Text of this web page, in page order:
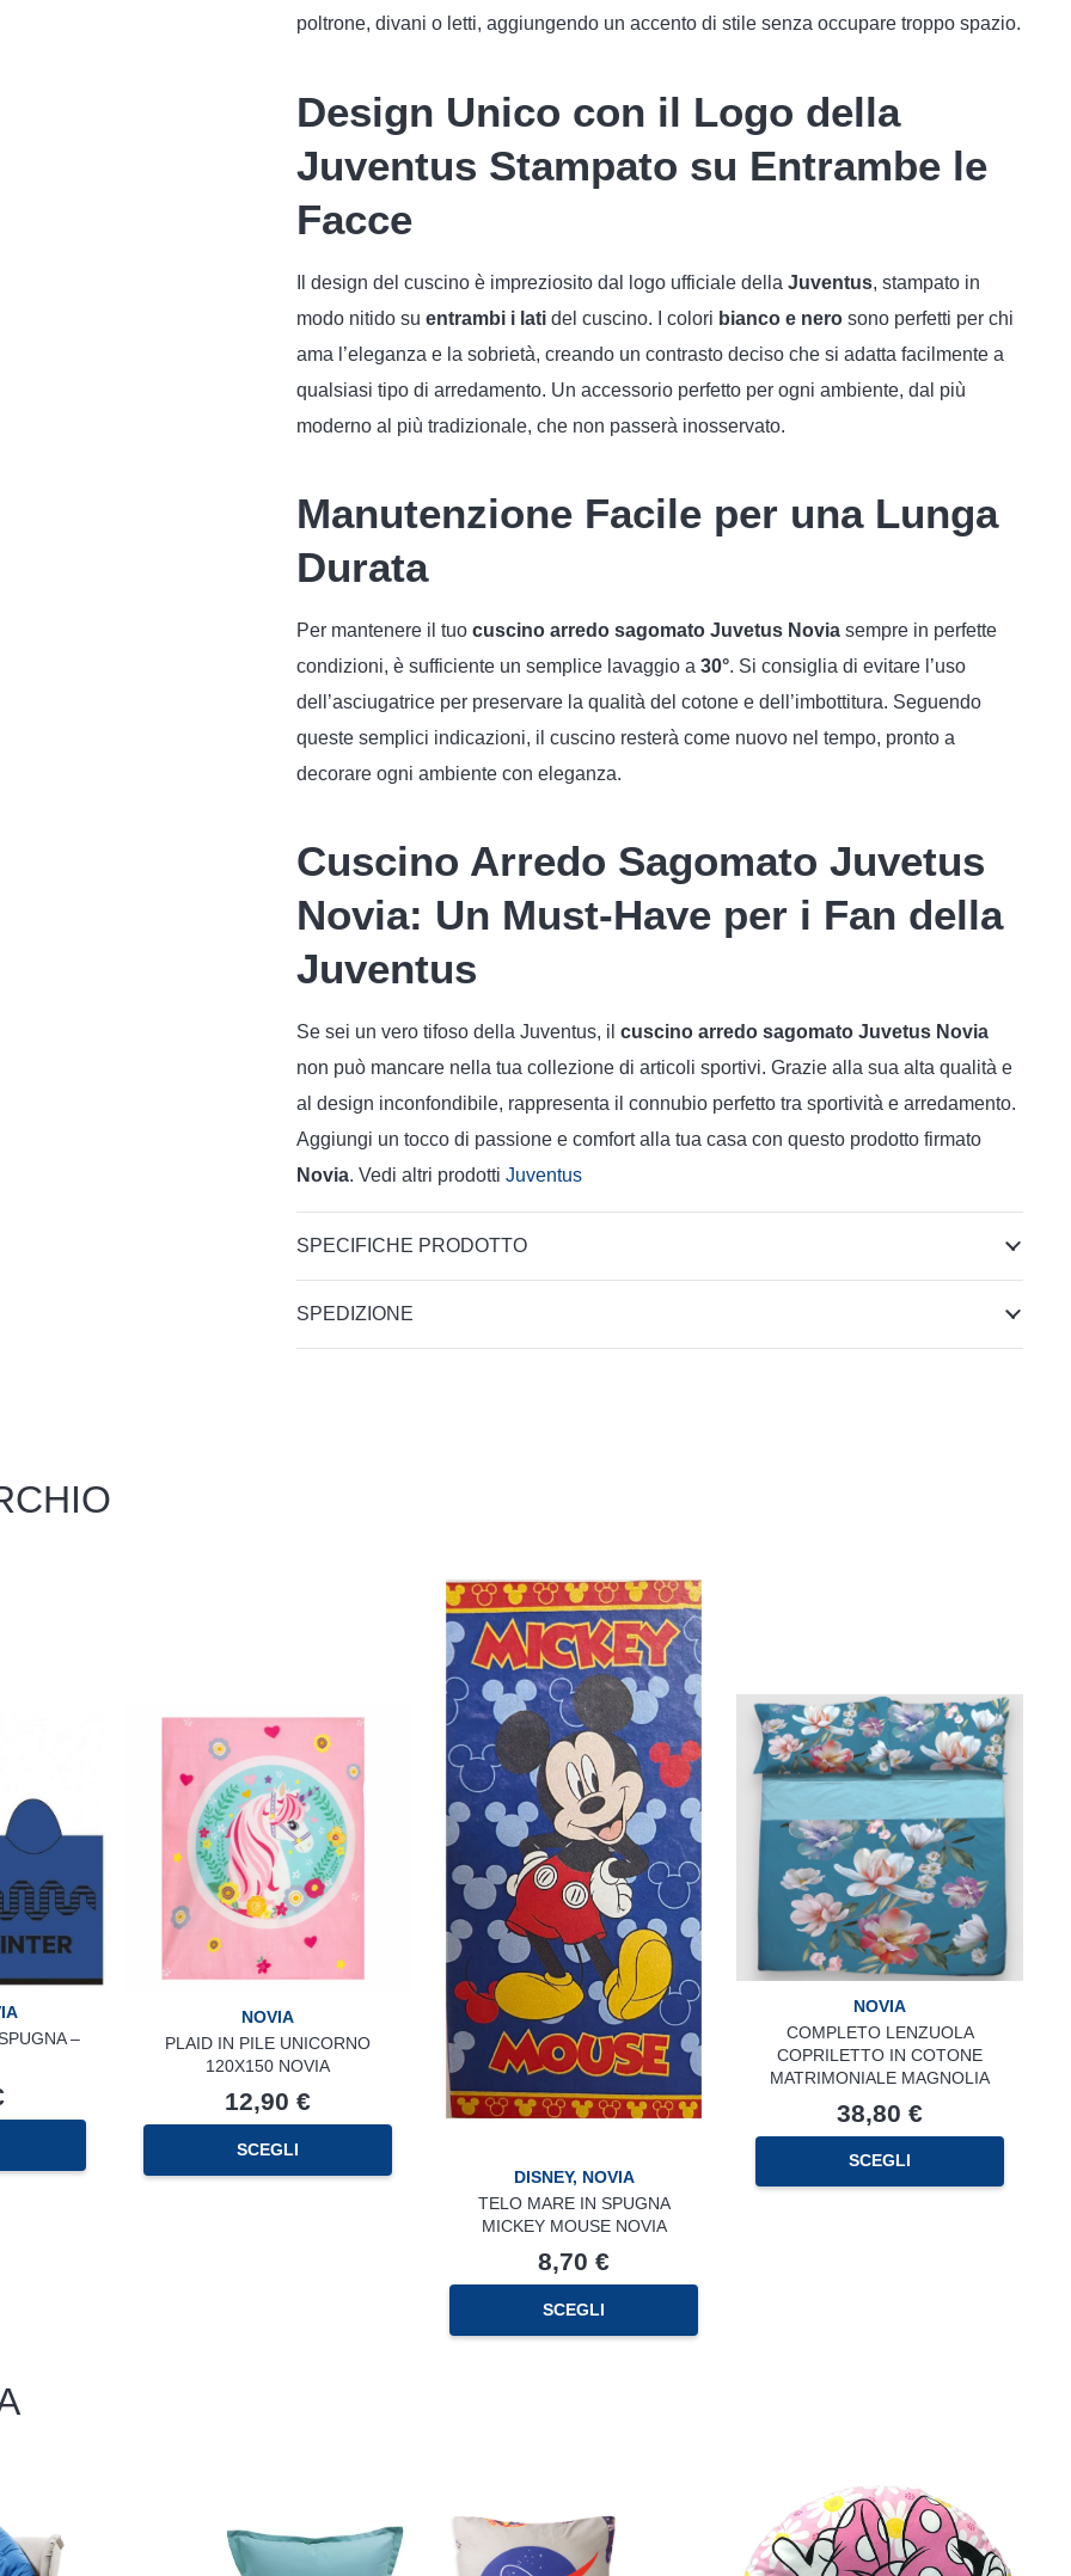
poltrone, divani o letti, aggiungendo un accento di stile senza occupare troppo spazio.
Design Unico con il Logo della
Juventus Stampato su Entrambe le
Facce
Il design del cuscino è impreziosito dal logo ufficiale della Juventus, stampato in
modo nitido su entrambi i lati del cuscino. I colori bianco e nero sono perfetti per chi
ama l’eleganza e la sobrietà, creando un contrasto deciso che si adatta facilmente a
qualsiasi tipo di arredamento. Un accessorio perfetto per ogni ambiente, dal più
moderno al più tradizionale, che non passerà inosservato.
Manutenzione Facile per una Lunga
Durata
Per mantenere il tuo cuscino arredo sagomato Juvetus Novia sempre in perfette
condizioni, è sufficiente un semplice lavaggio a 30°. Si consiglia di evitare l’uso
dell’asciugatrice per preservare la qualità del cotone e dell’imbottitura. Seguendo
queste semplici indicazioni, il cuscino resterà come nuovo nel tempo, pronto a
decorare ogni ambiente con eleganza.
Cuscino Arredo Sagomato Juvetus
Novia: Un Must-Have per i Fan della
Juventus
Se sei un vero tifoso della Juventus, il cuscino arredo sagomato Juvetus Novia
non può mancare nella tua collezione di articoli sportivi. Grazie alla sua alta qualità e
al design inconfondibile, rappresenta il connubio perfetto tra sportività e arredamento.
Aggiungi un tocco di passione e comfort alla tua casa con questo prodotto firmato
Novia. Vedi altri prodotti Juventus
SPECIFICHE PRODOTTO
SPEDIZIONE
–
NOVIA
PLAID IN PILE UNICORNO
120X150 NOVIA
12,90 €
SCEGLI
DISNEY, NOVIA
TELO MARE IN SPUGNA
MICKEY MOUSE NOVIA
8,70 €
SCEGLI
NOVIA
COMPLETO LENZUOLA
COPRILETTO IN COTONE
MATRIMONIALE MAGNOLIA
38,80 €
SCEGLI